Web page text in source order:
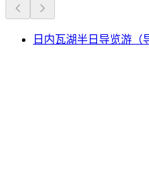
日内瓦湖半日导览游（